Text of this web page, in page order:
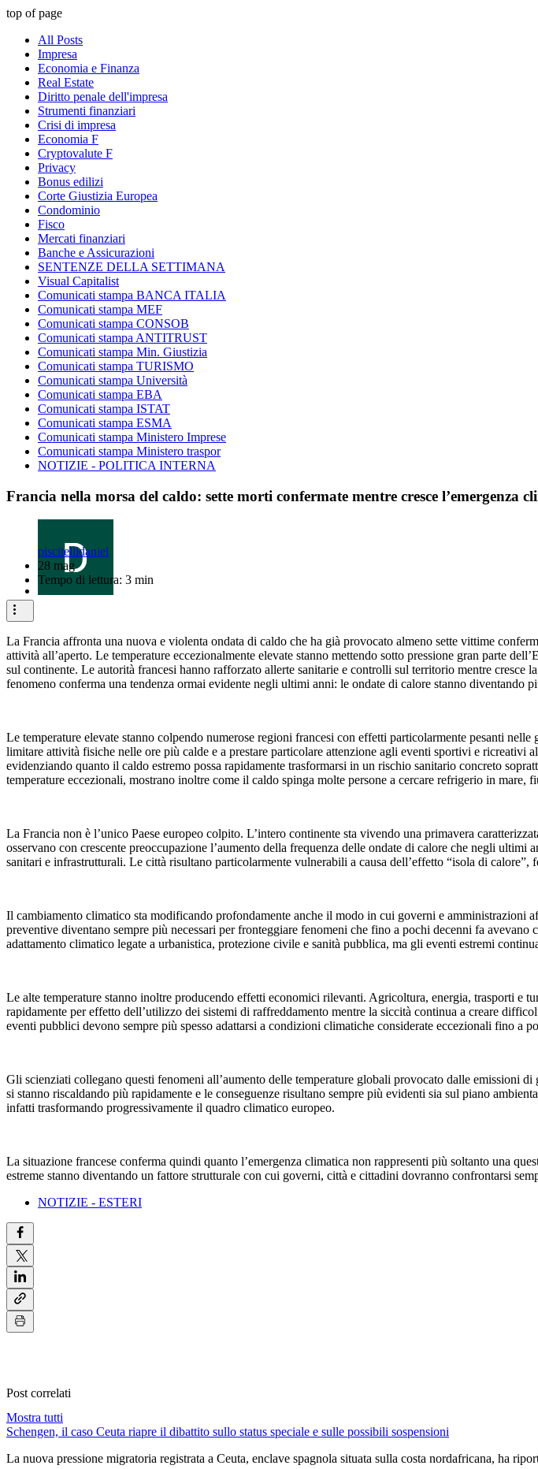
top of page
All Posts
Impresa
Economia e Finanza
Real Estate
Diritto penale dell'impresa
Strumenti finanziari
Crisi di impresa
Economia F
Cryptovalute F
Privacy
Bonus edilizi
Corte Giustizia Europea
Condominio
Fisco
Mercati finanziari
Banche e Assicurazioni
SENTENZE DELLA SETTIMANA
Visual Capitalist
Comunicati stampa BANCA ITALIA
Comunicati stampa MEF
Comunicati stampa CONSOB
Comunicati stampa ANTITRUST
Comunicati stampa Min. Giustizia
Comunicati stampa TURISMO
Comunicati stampa Università
Comunicati stampa EBA
Comunicati stampa ISTAT
Comunicati stampa ESMA
Comunicati stampa Ministero Imprese
Comunicati stampa Ministero traspor
NOTIZIE - POLITICA INTERNA
Francia nella morsa del caldo: sette morti confermate mentre cresce l’emergenza
piscitellidaniel
28 mag
Tempo di lettura: 3 min
La Francia affronta una nuova e violenta ondata di caldo che ha già provocato almeno sette vittime
attività all’aperto. Le temperature eccezionalmente elevate stanno mettendo sotto pressione gran parte
sul continente. Le autorità francesi hanno rafforzato allerte sanitarie e controlli sul territorio mentre
fenomeno conferma una tendenza ormai evidente negli ultimi anni: le ondate di calore stanno
Le temperature elevate stanno colpendo numerose regioni francesi con effetti particolarmente pesanti
limitare attività fisiche nelle ore più calde e a prestare particolare attenzione agli eventi sportivi e ricreativi
evidenziando quanto il caldo estremo possa rapidamente trasformarsi in un rischio sanitario concreto
temperature eccezionali, mostrano inoltre come il caldo spinga molte persone a cercare refrigerio in mare,
La Francia non è l’unico Paese europeo colpito. L’intero continente sta vivendo una primavera
osservano con crescente preoccupazione l’aumento della frequenza delle ondate di calore che negli
sanitari e infrastrutturali. Le città risultano particolarmente vulnerabili a causa dell’effetto “isola di
Il cambiamento climatico sta modificando profondamente anche il modo in cui governi e amministrazioni
preventive diventano sempre più necessari per fronteggiare fenomeni che fino a pochi decenni fa
adattamento climatico legate a urbanistica, protezione civile e sanità pubblica, ma gli eventi estremi
Le alte temperature stanno inoltre producendo effetti economici rilevanti. Agricoltura, energia, trasporti e
rapidamente per effetto dell’utilizzo dei sistemi di raffreddamento mentre la siccità continua a creare
eventi pubblici devono sempre più spesso adattarsi a condizioni climatiche considerate eccezionali fino a
Gli scienziati collegano questi fenomeni all’aumento delle temperature globali provocato dalle emissioni
si stanno riscaldando più rapidamente e le conseguenze risultano sempre più evidenti sia sul piano
infatti trasformando progressivamente il quadro climatico europeo.
La situazione francese conferma quindi quanto l’emergenza climatica non rappresenti più soltanto una
estreme stanno diventando un fattore strutturale con cui governi, città e cittadini dovranno confrontarsi
NOTIZIE - ESTERI
Post correlati
Mostra tutti
Schengen, il caso Ceuta riapre il dibattito sullo status speciale e sulle possibili sospensioni
La nuova pressione migratoria registrata a Ceuta, enclave spagnola situata sulla costa nordafricana, ha